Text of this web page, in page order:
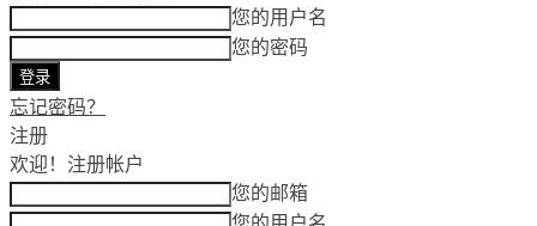
您的用户名
您的密码
忘记密码？
注册
欢迎！ 注册帐户
您的邮箱